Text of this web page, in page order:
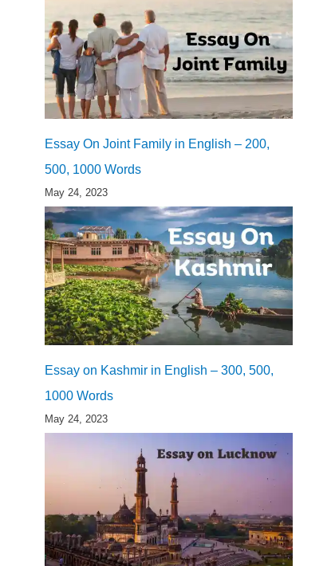
Essay On Joint Family in English – 200,
500, 1000 Words
May 24, 2023
Essay on Kashmir in English – 300, 500,
1000 Words
May 24, 2023